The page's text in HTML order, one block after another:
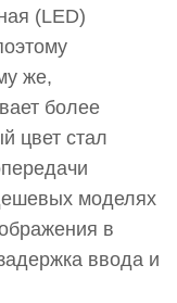
(LED)
же,
более
цвет стал
моделях
в
ввода и